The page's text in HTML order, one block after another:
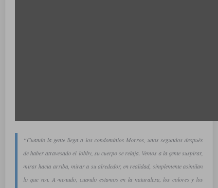
“Cuando la gente llega a los condominios Morros, unos segundos después
de haber atravesado el lobby, su cuerpo se relaja. Vemos a la gente suspirar,
mirar hacia arriba, mirar a su alrededor, en realidad, simplemente asimilan
lo que ven. A menudo, cuando estamos en la naturaleza, los colores y los